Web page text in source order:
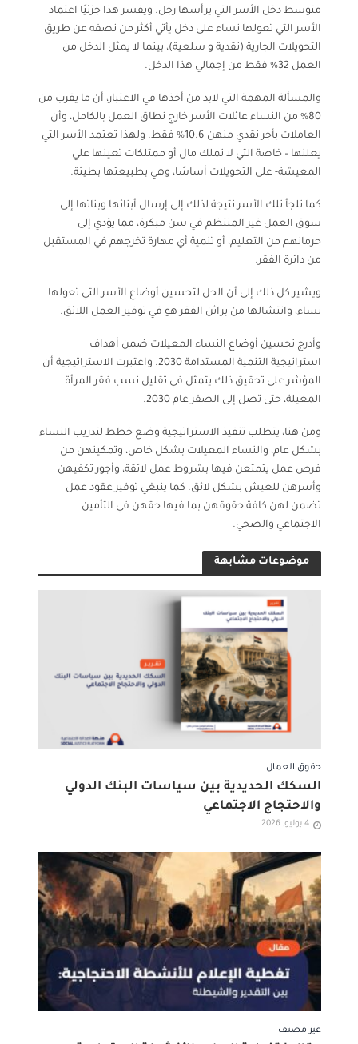
متوسط دخل الأسر التي يرأسها رجل. ويفسر هذا جزئيًا اعتماد
الأسر التي تعولها نساء على دخل يأتي أكثر من نصفه عن طريق
التحويلات الجارية (نقدية و سلعية)، بينما لا يمثل الدخل من
العمل 32% فقط من إجمالي هذا الدخل.
والمسألة المهمة التي لابد من أخذها في الاعتبار، أن ما يقرب من
80% من النساء عائلات الأسر خارج نطاق العمل بالكامل، وأن
العاملات بأجر نقدي منهن 10.6% فقط. ولهذا تعتمد الأسر التي
يعلنها – خاصة التي لا تملك مال أو ممتلكات تعينها علي
المعيشة- على التحويلات أساسًا، وهي بطبيعتها بطيئة.
كما تلجأ تلك الأسر نتيجة لذلك إلى إرسال أبنائها وبناتها إلى
سوق العمل غير المنتظم في سن مبكرة، مما يؤدي إلى
حرمانهم من التعليم، أو تنمية أي مهارة تخرجهم في المستقبل
من دائرة الفقر.
ويشير كل ذلك إلى أن الحل لتحسين أوضاع الأسر التي تعولها
نساء، وانتشالها من براثن الفقر هو في توفير العمل اللائق.
وأدرج تحسين أوضاع النساء المعيلات ضمن أهداف
استراتيجية التنمية المستدامة 2030. واعتبرت الاستراتيجية أن
المؤشر على تحقيق ذلك يتمثل في تقليل نسب فقر المرأة
المعيلة، حتى تصل إلى الصفر عام 2030.
ومن هنا، يتطلب تنفيذ الاستراتيجية وضع خطط لتدريب النساء
بشكل عام، والنساء المعيلات بشكل خاص، وتمكينهن من
فرص عمل يتمتعن فيها بشروط عمل لائقة، وأجور تكفيهن
وأسرهن للعيش بشكل لائق. كما ينبغي توفير عقود عمل
تضمن لهن كافة حقوقهن بما فيها حقهن في التأمين
الاجتماعي والصحي.
موضوعات مشابهة
حقوق العمال
السكك الحديدية بين سياسات البنك الدولي
والاحتجاج الاجتماعي
4 يوليو, 2026
غير مصنف